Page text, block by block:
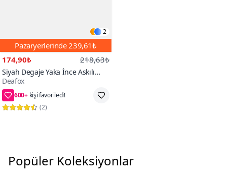
2
Pazaryerlerinde239,61₺
174,90₺
218,63₺
Siyah Degaje Yaka İnce Askılı
Sandy Kumaş Bluz
Deafox
600+ kişi favoriledi!
65₺ daha az öde
(2)
Popüler Koleksiyonlar